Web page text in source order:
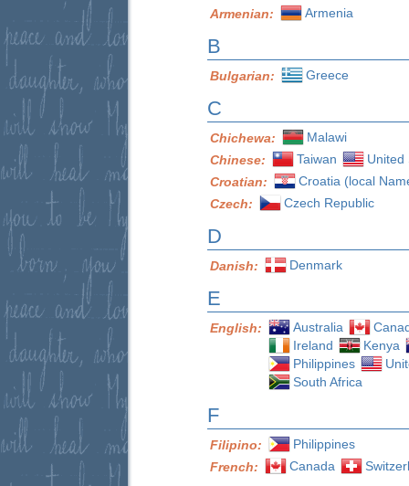
Armenian:
Armenia
B
Bulgarian: Greece
C
Chichewa:
Malawi
Chinese:
Taiwan
United
Croatian:
Croatia (local
Czech:
Czech Republic
D
Danish: Denmark
E
English: Australia
Ireland
Kenya
Philippines
South Africa
F
Filipino:
Philippines
French:
Canada